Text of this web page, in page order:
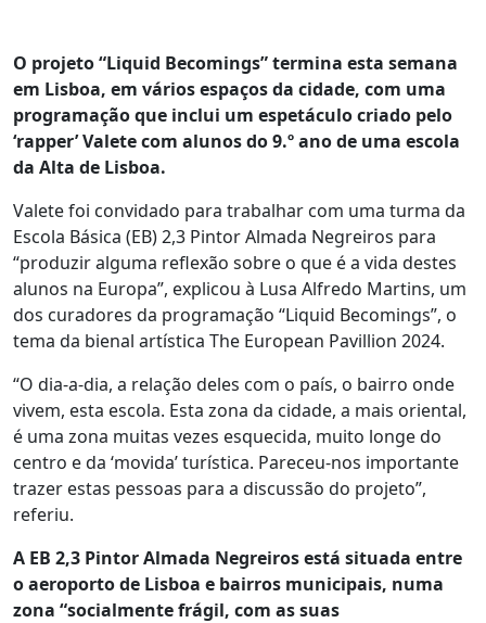
O projeto “Liquid Becomings” termina esta semana
em Lisboa, em vários espaços da cidade, com uma
programação que inclui um espetáculo criado pelo
‘rapper’ Valete com alunos do 9.º ano de uma escola
da Alta de Lisboa.
Valete foi convidado para trabalhar com uma turma da
Escola Básica (EB) 2,3 Pintor Almada Negreiros para
“produzir alguma reflexão sobre o que é a vida destes
alunos na Europa”, explicou à Lusa Alfredo Martins, um
dos curadores da programação “Liquid Becomings”, o
tema da bienal artística The European Pavillion 2024.
“O dia-a-dia, a relação deles com o país, o bairro onde
vivem, esta escola. Esta zona da cidade, a mais oriental,
é uma zona muitas vezes esquecida, muito longe do
centro e da ‘movida’ turística. Pareceu-nos importante
trazer estas pessoas para a discussão do projeto”,
referiu.
A EB 2,3 Pintor Almada Negreiros está situada entre
o aeroporto de Lisboa e bairros municipais, numa
zona “socialmente frágil, com as suas